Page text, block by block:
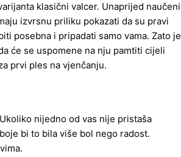
klasični valcer. Unaprijed naučeni
izvrsnu priliku pokazati da su pravi
posebna i pripadati samo vama. Zato je
će se uspomene na nju pamtiti cijeli
prvi ples na vjenčanju.
nijedno od vas nije pristaša
bi to bila više bol nego radost.